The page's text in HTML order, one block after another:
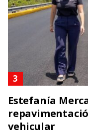
Estefanía
vehicular